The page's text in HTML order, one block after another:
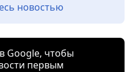
новостью
Google, чтобы
первым